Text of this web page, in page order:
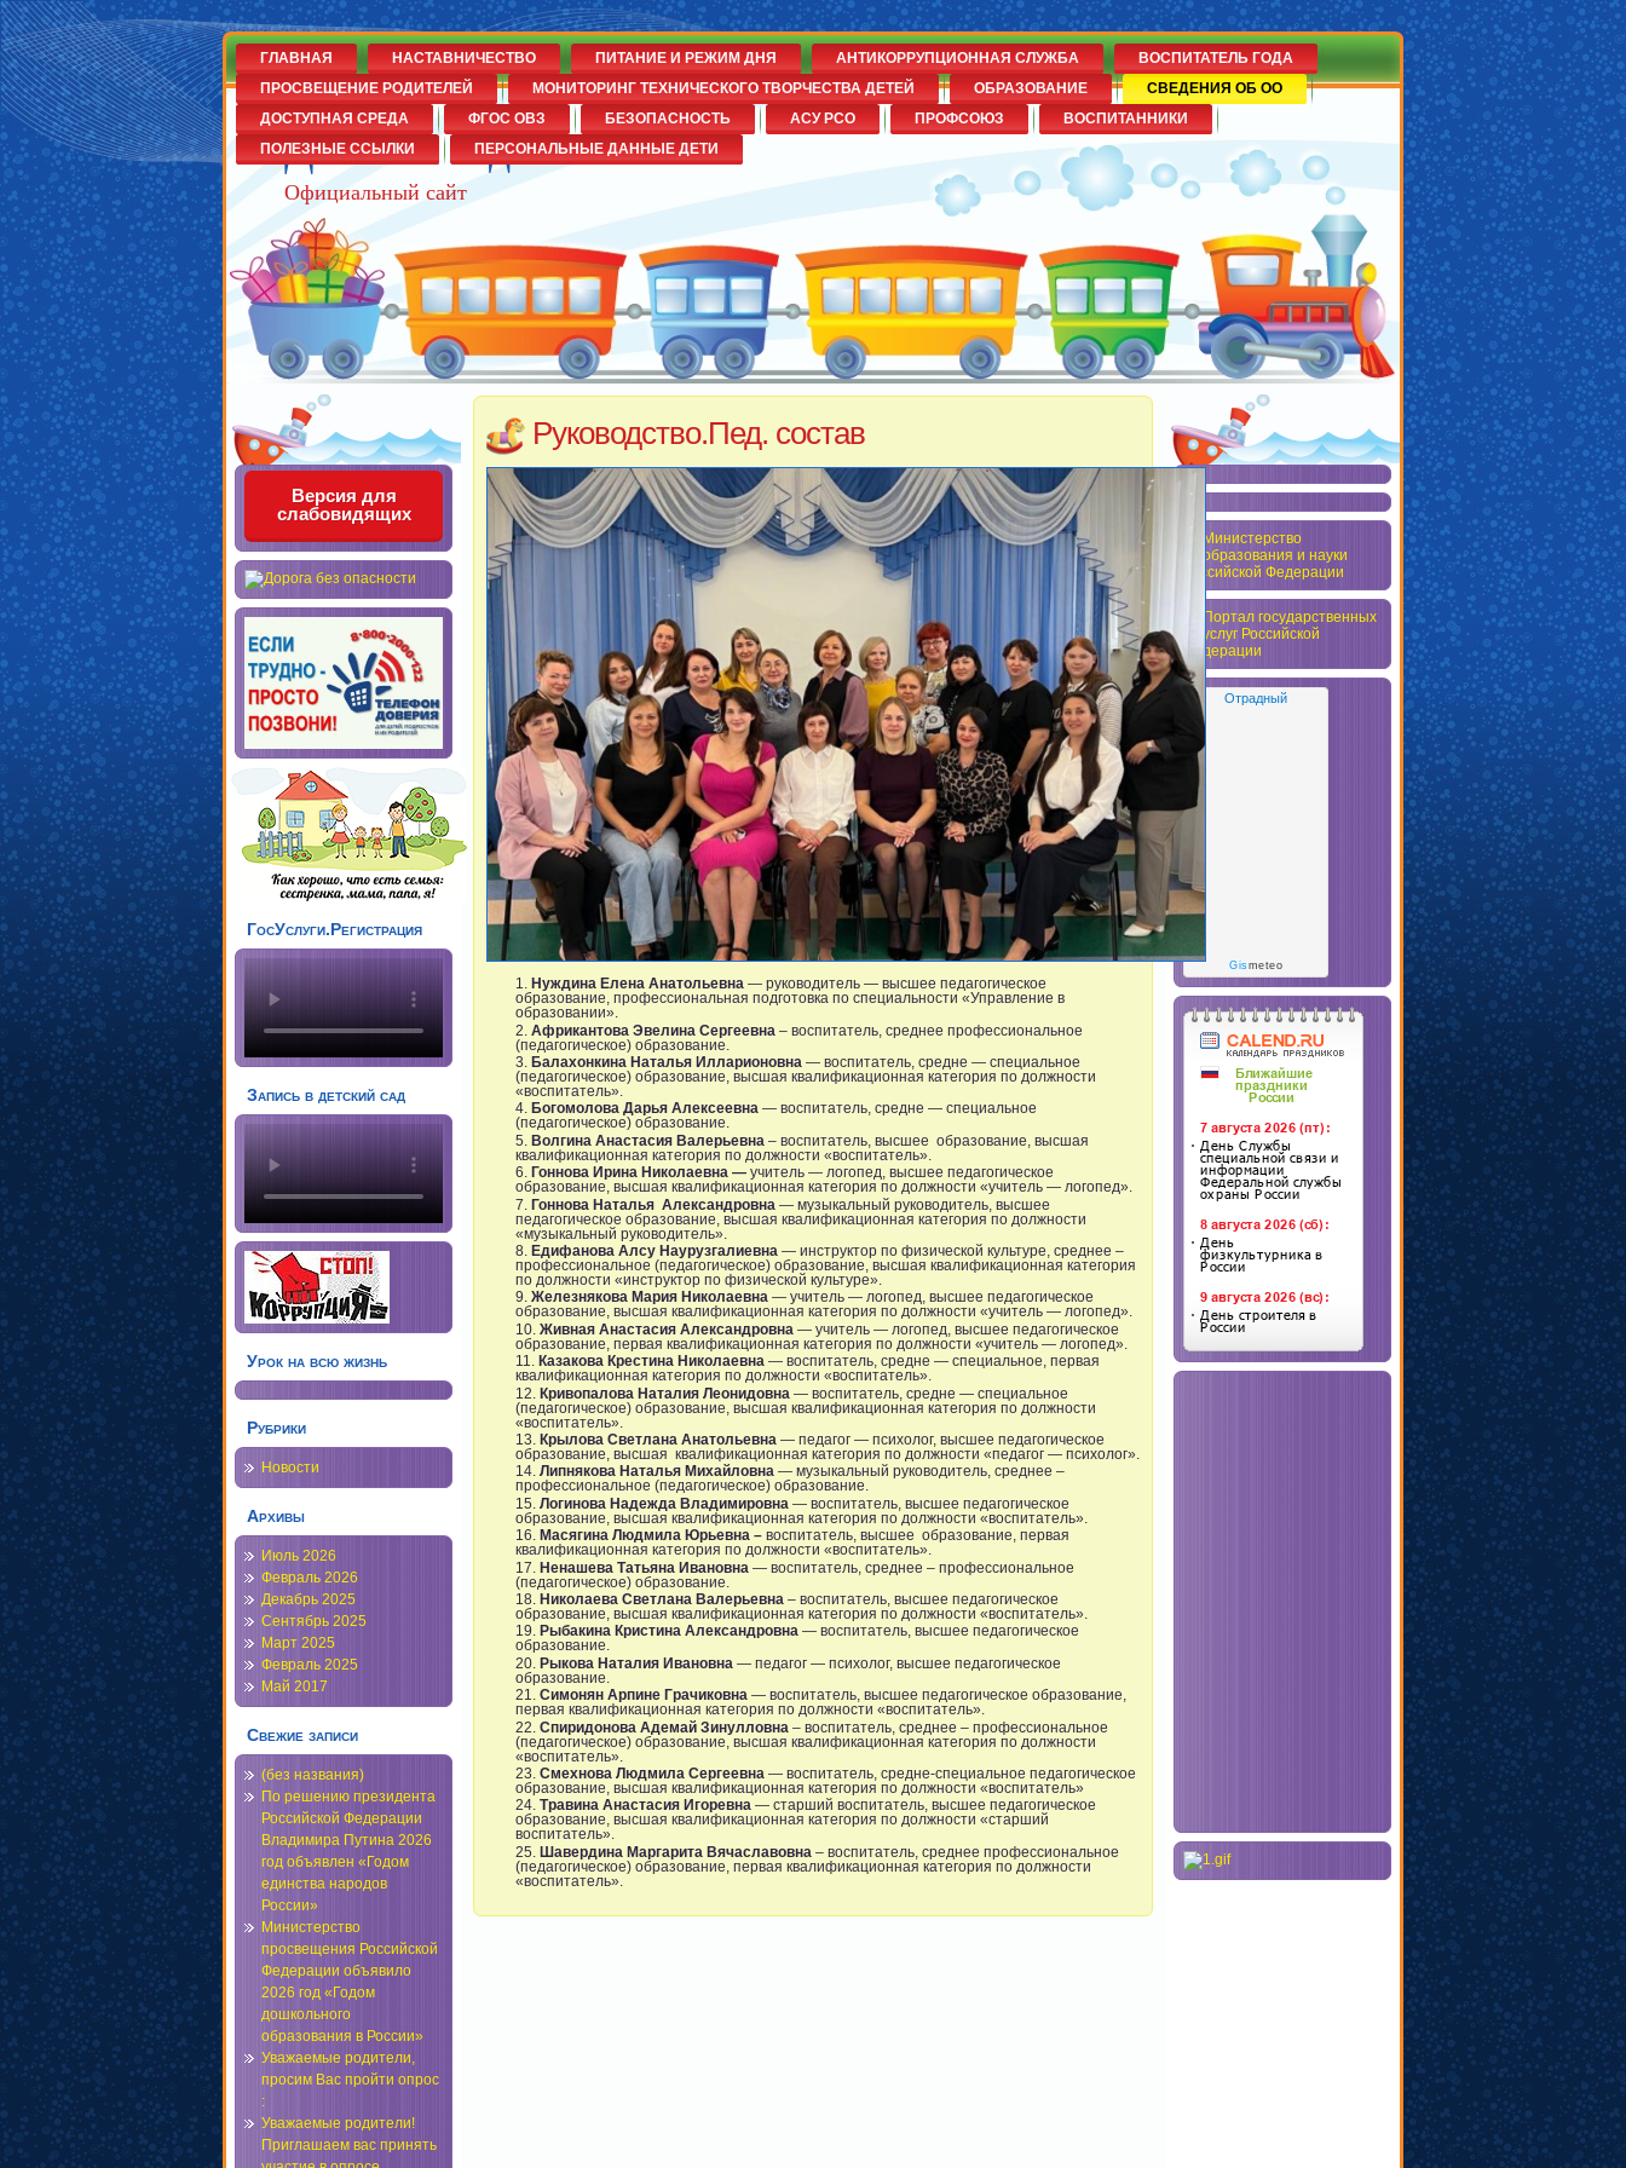
Детский сад№14
Официальный сайт
ГЛАВНАЯ НАСТАВНИЧЕСТВО ПИТАНИЕ И РЕЖИМ ДНЯ АНТИКОРРУПЦИОННАЯ СЛУЖБА
ВОСПИТАТЕЛЬ ГОДА
ПРОСВЕЩЕНИЕ РОДИТЕЛЕЙ
МОНИТОРИНГ ТЕХНИЧЕСКОГО ТВОРЧЕСТВА ДЕТЕЙ ОБРАЗОВАНИЕ
СВЕДЕНИЯ ОБ ОО
ДОСТУПНАЯ СРЕДА
ФГОС ОВЗ БЕЗОПАСНОСТЬ АСУ РСО ПРОФСОЮЗ
ВОСПИТАННИКИ
ПОЛЕЗНЫЕ ССЫЛКИ
ПЕРСОНАЛЬНЫЕ ДАННЫЕ ДЕТИ
Версия для
слабовидящих
ГосУслуги.Регистрация
Запись в детский сад
Урок на всю жизнь
Рубрики
Новости
Архивы
Июль 2026
Февраль 2026
Декабрь 2025
Сентябрь 2025
Март 2025
Февраль 2025
Май 2017
Свежие записи
(без названия)
По решению президента
Российской Федерации
Владимира Путина 2026
год объявлен «Годом
единства народов
России»
Министерство
просвещения Российской
Федерации объявило
2026 год «Годом
дошкольного
образования в России»
Уважаемые родители,
просим Вас пройти опрос
:
Уважаемые родители!
Приглашаем вас принять
Руководство.Пед. состав
Нуждина Елена Анатольевна — руководитель — высшее педагогическое
образование, профессиональная подготовка по специальности «Управление в
образовании».
Африкантова Эвелина Сергеевна – воспитатель, среднее профессиональное
(педагогическое) образование.
Балахонкина Наталья Илларионовна — воспитатель, средне — специальное
(педагогическое) образование, высшая квалификационная категория по должности
«воспитатель».
Богомолова Дарья Алексеевна — воспитатель, средне — специальное
(педагогическое) образование.
Волгина Анастасия Валерьевна – воспитатель, высшее образование, высшая
квалификационная категория по должности «воспитатель».
Гоннова Ирина Николаевна — учитель — логопед, высшее педагогическое
образование, высшая квалификационная категория по должности «учитель — логопед».
Гоннова Наталья Александровна — музыкальный руководитель, высшее
педагогическое образование, высшая квалификационная категория по должности
«музыкальный руководитель».
Едифанова Алсу Наурузгалиевна — инструктор по физической культуре, среднее –
профессиональное (педагогическое) образование, высшая квалификационная категория
по должности «инструктор по физической культуре».
Железнякова Мария Николаевна — учитель — логопед, высшее педагогическое
образование, высшая квалификационная категория по должности «учитель — логопед».
Живная Анастасия Александровна — учитель — логопед, высшее педагогическое
образование, первая квалификационная категория по должности «учитель — логопед».
Казакова Крестина Николаевна — воспитатель, средне — специальное, первая
квалификационная категория по должности «воспитатель».
Кривопалова Наталия Леонидовна — воспитатель, средне — специальное
(педагогическое) образование, высшая квалификационная категория по должности
«воспитатель».
Крылова Светлана Анатольевна — педагог — психолог, высшее педагогическое
образование, высшая квалификационная категория по должности «педагог — психолог».
Липнякова Наталья Михайловна — музыкальный руководитель, среднее –
профессиональное (педагогическое) образование.
Логинова Надежда Владимировна — воспитатель, высшее педагогическое
образование, высшая квалификационная категория по должности «воспитатель».
Масягина Людмила Юрьевна – воспитатель, высшее образование, первая
квалификационная категория по должности «воспитатель».
Ненашева Татьяна Ивановна — воспитатель, среднее – профессиональное
(педагогическое) образование.
Николаева Светлана Валерьевна – воспитатель, высшее педагогическое
образование, высшая квалификационная категория по должности «воспитатель».
Рыбакина Кристина Александровна — воспитатель, высшее педагогическое
образование.
Рыкова Наталия Ивановна — педагог — психолог, высшее педагогическое
образование.
Симонян Арпине Грачиковна — воспитатель, высшее педагогическое образование,
первая квалификационная категория по должности «воспитатель».
Спиридонова Адемай Зинулловна – воспитатель, среднее – профессиональное
(педагогическое) образование, высшая квалификационная категория по должности
«воспитатель».
Смехнова Людмила Сергеевна — воспитатель, средне-специальное педагогическое
образование, высшая квалификационная категория по должности «воспитатель»
Травина Анастасия Игоревна — старший воспитатель, высшее педагогическое
образование, высшая квалификационная категория по должности «старший
воспитатель».
Шавердина Маргарита Вячаславовна – воспитатель, среднее профессиональное
(педагогическое) образование, первая квалификационная категория по должности
«воспитатель».
Отрадный
Gismeteo